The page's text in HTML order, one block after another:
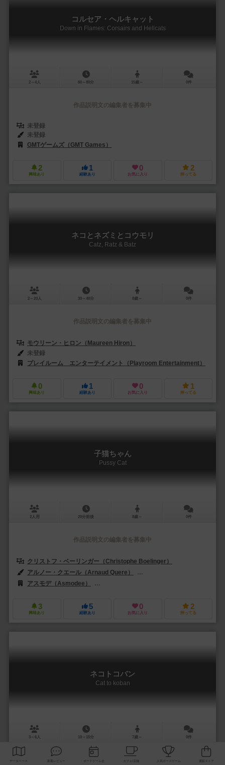
コルセア・ヘルキャット
Down in Flames: Corsairs and Hellcats
2～4人 60～80分 15歳～ 0件
作品説明文の編集者を募集中
未登録
未登録
GMTゲームズ（GMT Games）
2
興味あり
1
経験あり
0
お気に入り
2
持ってる
ネコとネズミとコウモリ
Catz, Ratz & Batz
2～20人 30～40分 8歳～ 0件
作品説明文の編集者を募集中
モウリーン・ヒロン（Maureen Hiron）
未登録
プレイルーム エンターテイメント（Playroom Entertainment）
0
興味あり
1
経験あり
0
お気に入り
1
持ってる
子猫ちゃん
Pussy Cat
2人用 20分前後 8歳～ 0件
作品説明文の編集者を募集中
クリストフ・ベーリンガー（Christophe Boelinger）
アルノー・クエール（Arnaud Quere）
アスモデ（Asmodee）
3
興味あり
5
経験あり
0
お気に入り
2
持ってる
ネコトコバン
Cat to koban
3～6人 10～15分 7歳～ 0件
作品説明文の編集者を募集中